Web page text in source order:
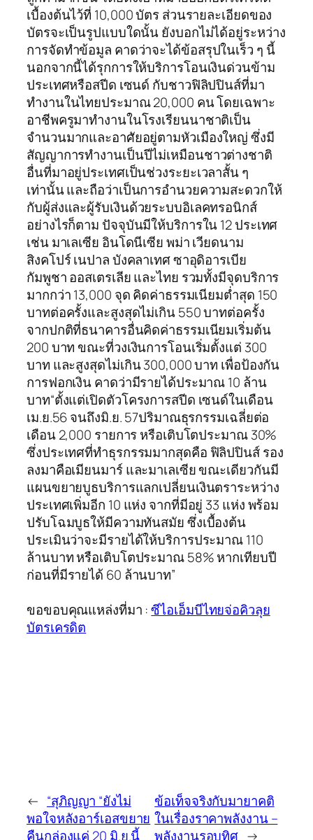
เบื้องต้นไว้ที่ 10,000 บัตร ส่วนรายละเอียดของ
บัตรจะเป็นรูปแบบใดนั้น ยังบอกไม่ได้อยู่ระหว่าง
การจัดทำข้อมูล คาดว่าจะได้ข้อสรุปในเร็ว ๆ นี้
นอกจากนี้ได้รุกการให้บริการโอนเงินด่วนข้าม
ประเทศหรือสปีด เซนด์ กับชาวฟิลิปปินส์ที่มา
ทำงานในไทยประมาณ 20,000 คน โดยเฉพาะ
อาชีพครูมาทำงานในโรงเรียนนาชาติเป็น
จำนวนมากและอาศัยอยู่ตามหัวเมืองใหญ่ ซึ่งมี
สัญญาการทำงานเป็นปีไม่เหมือนชาวต่างชาติ
อื่นที่มาอยู่ประเทศเป็นช่วงระยะเวลาสั้น ๆ
เท่านั้น และถือว่าเป็นการอำนวยความสะดวกให้
กับผู้ส่งและผู้รับเงินด้วยระบบอิเลคทรอนิกส์
อย่างไรก็ตาม ปัจจุบันมีให้บริการใน 12 ประเทศ
เช่น มาเลเซีย อินโดนีเซีย พม่า เวียดนาม
สิงคโปร์ เนปาล บังคลาเทศ ซาอุดิอารเบีย
กัมพูชา ออสเตรเลีย และไทย รวมทั้งมีจุดบริการ
มากกว่า 13,000 จุด คิดค่าธรรมเนียมต่ำสุด 150
บาทต่อครั้งและสูงสุดไม่เกิน 550 บาทต่อครั้ง
จากปกติที่ธนาคารอื่นคิดค่าธรรมเนียมเริ่มต้น
200 บาท ขณะที่วงเงินการโอนเริ่มตั้งแต่ 300
บาท และสูงสุดไม่เกิน 300,000 บาท เพื่อป้องกัน
การฟอกเงิน คาดว่ามีรายได้ประมาณ 10 ล้าน
บาท“ตั้งแต่เปิดตัวโครงการสปีด เซนด์ในเดือน
เม.ย.56 จนถึงมิ.ย. 57ปริมาณธุรกรรมเฉลี่ยต่อ
เดือน 2,000 รายการ หรือเติบโตประมาณ 30%
ซึ่งประเทศที่ทำธุรกรรมมากสุดคือ ฟิลิปปินส์ รอง
ลงมาคือเมียนมาร์ และมาเลเซีย ขณะเดียวกันมี
แผนขยายบูธบริการแลกเปลี่ยนเงินตราระหว่าง
ประเทศเพิ่มอีก 10 แห่ง จากที่มีอยู่ 33 แห่ง พร้อม
ปรับโฉมบูธให้มีความทันสมัย ซึ่งเบื้องต้น
ประเมินว่าจะมีรายได้ให้บริการประมาณ 110
ล้านบาท หรือเติบโตประมาณ 58% หากเทียบปี
ก่อนที่มีรายได้ 60 ล้านบาท”
ขอขอบคุณแหล่งที่มา :ซีไอเอ็มบีไทยจ่อคิวลุย
บัตรเครดิต
← “สุภิญญา “ยังไม่
พอใจหลังอาร์เอสขยาย
คืนกล่องแค่ 20 มิ.ย.นี้
ข้อเท็จจริงกับมายาคติ
ในเรื่องราคาพลังงาน –
พลังงานรอบทิศ →